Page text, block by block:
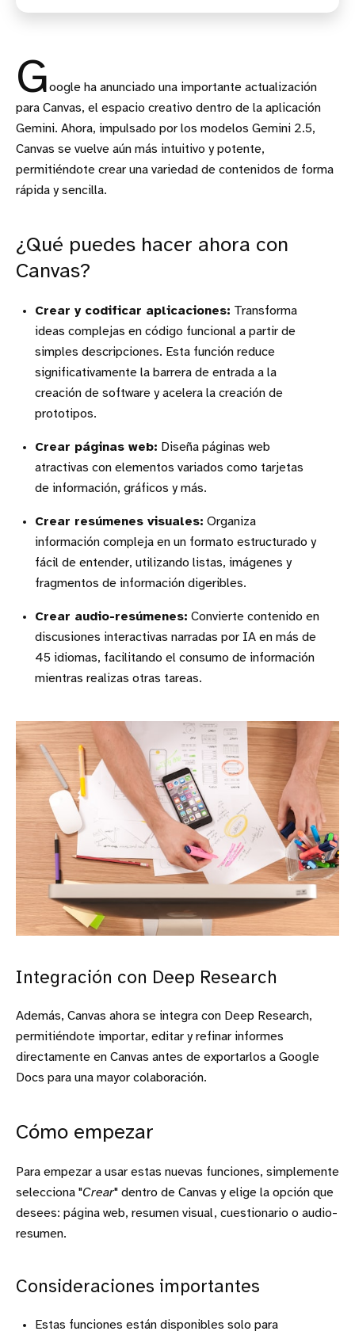
Google ha anunciado una importante actualización
para Canvas, el espacio creativo dentro de la aplicación
Gemini. Ahora, impulsado por los modelos Gemini 2.5,
Canvas se vuelve aún más intuitivo y potente,
permitiéndote crear una variedad de contenidos de forma
rápida y sencilla.
¿Qué puedes hacer ahora con
Canvas?
Crear y codificar aplicaciones: Transforma
ideas complejas en código funcional a partir de
simples descripciones. Esta función reduce
significativamente la barrera de entrada a la
creación de software y acelera la creación de
prototipos.
Crear páginas web: Diseña páginas web
atractivas con elementos variados como tarjetas
de información, gráficos y más.
Crear resúmenes visuales: Organiza
información compleja en un formato estructurado y
fácil de entender, utilizando listas, imágenes y
fragmentos de información digeribles.
Crear audio-resúmenes: Convierte contenido en
discusiones interactivas narradas por IA en más de
45 idiomas, facilitando el consumo de información
mientras realizas otras tareas.
Integración con Deep Research
Además, Canvas ahora se integra con Deep Research,
permitiéndote importar, editar y refinar informes
directamente en Canvas antes de exportarlos a Google
Docs para una mayor colaboración.
Cómo empezar
Para empezar a usar estas nuevas funciones, simplemente
selecciona "Crear" dentro de Canvas y elige la opción que
desees: página web, resumen visual, cuestionario o audio-
resumen.
Consideraciones importantes
Estas funciones están disponibles solo para